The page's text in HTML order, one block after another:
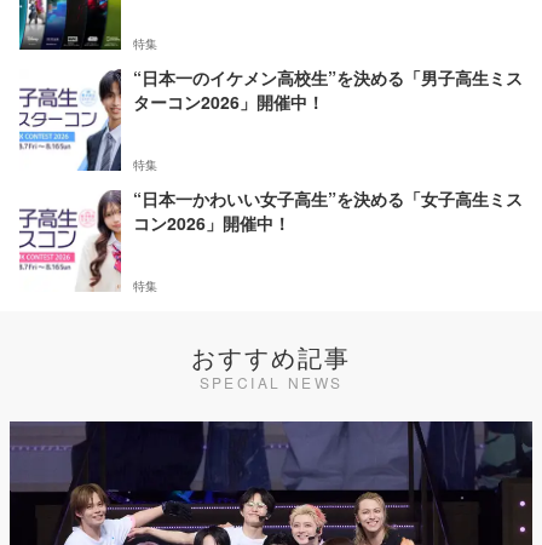
特集
“日本一のイケメン高校生”を決める「男子高生ミス
ターコン2026」開催中！
特集
“日本一かわいい女子高生”を決める「女子高生ミス
コン2026」開催中！
特集
おすすめ記事
SPECIAL NEWS